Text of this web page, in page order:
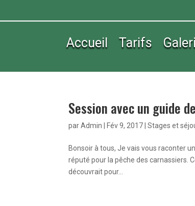
Accueil Tarifs
Session avec un guide
parAdmin Fév 9, 2017 |Stages et
Bonsoir à tous, Je vais vous raconter
réputé pour la pêche des carnassiers.
découvrait pour...